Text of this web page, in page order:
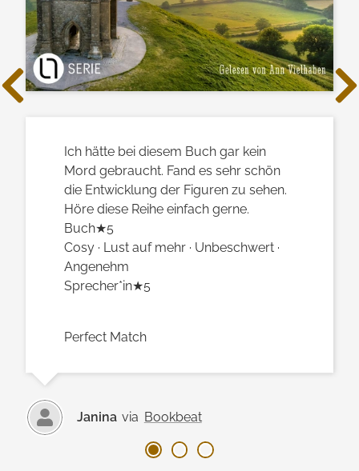
Janina via Bookbeat
Ich hätte bei diesem Buch gar kein
Mord gebraucht. Fand es sehr schön
die Entwicklung der Figuren zu sehen.
Höre diese Reihe einfach gerne.
Buch★5
Cosy · Lust auf mehr · Unbeschwert ·
Angenehm
Sprecher*in★5
Perfect Match